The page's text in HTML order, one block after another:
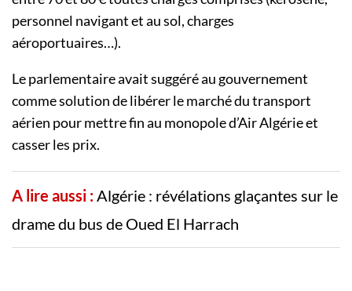
personnel navigant et au sol, charges
aéroportuaires…).
Le parlementaire avait suggéré au gouvernement
comme solution de libérer le marché du transport
aérien pour mettre fin au monopole d’Air Algérie et
casser les prix.
A lire aussi :Algérie : révélations glaçantes sur le
drame du bus de Oued El Harrach